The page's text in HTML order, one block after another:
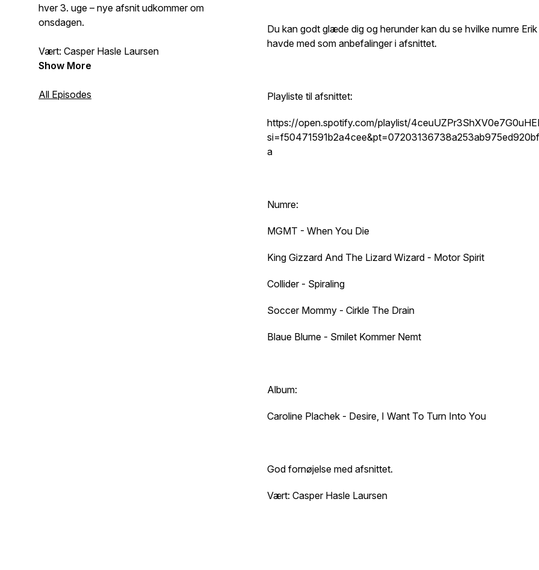
hver 3. uge – nye afsnit udkommer om
onsdagen.
Vært: Casper Hasle Laursen
Show More
All Episodes
Du kan godt glæde dig og herunder kan du se hvilke numre Erik
havde med som anbefalinger i afsnittet.
Playliste til afsnittet:
https://open.spotify.com/playlist/
a
Numre:
MGMT - When You Die
King Gizzard And The Lizard Wizard - Motor Spirit
Collider - Spiraling
Soccer Mommy - Cirkle The Drain
Blaue Blume - Smilet Kommer Nemt
Album:
Caroline Plachek - Desire, I Want To Turn Into You
God fornøjelse med afsnittet.
Vært: Casper Hasle Laursen